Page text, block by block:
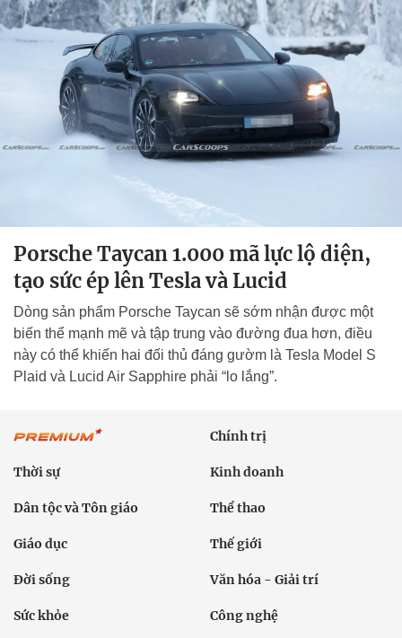
Porsche Taycan 1.000 mã lực lộ diện,
tạo sức ép lên Tesla và Lucid
Dòng sản phẩm Porsche Taycan sẽ sớm nhận được một
biến thể mạnh mẽ và tập trung vào đường đua hơn, điều
này có thể khiến hai đối thủ đáng gườm là Tesla Model S
Plaid và Lucid Air Sapphire phải “lo lắng”.
Chính trị
Thời sự Kinh doanh
Dân tộc và Tôn giáo Thể thao
Giáo dục Thế giới
Đời sống Văn hóa - Giải trí
Sức khỏe Công nghệ